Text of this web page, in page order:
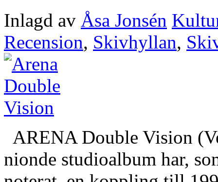
Inlagd av Åsa Jonsén
Recension, Skivhyllan,
ARENA Double Vision
nionde studioalbum har,